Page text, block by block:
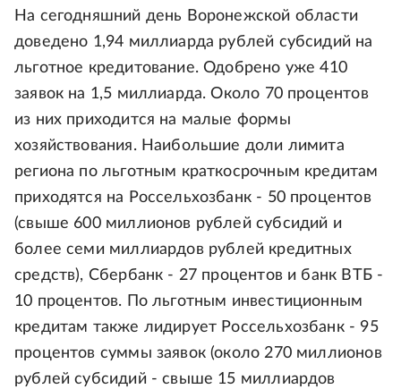
На сегодняшний день Воронежской области
доведено 1,94 миллиарда рублей субсидий на
льготное кредитование. Одобрено уже 410
заявок на 1,5 миллиарда. Около 70 процентов
из них приходится на малые формы
хозяйствования. Наибольшие доли лимита
региона по льготным краткосрочным кредитам
приходятся на Россельхозбанк - 50 процентов
(свыше 600 миллионов рублей субсидий и
более семи миллиардов рублей кредитных
средств), Сбербанк - 27 процентов и банк ВТБ -
10 процентов. По льготным инвестиционным
кредитам также лидирует Россельхозбанк - 95
процентов суммы заявок (около 270 миллионов
рублей субсидий - свыше 15 миллиардов